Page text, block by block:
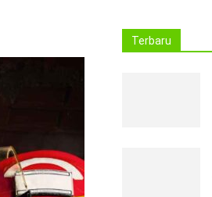
Terbaru